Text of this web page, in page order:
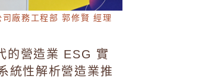
廠務工程部 郭修賢 經理
的營造業 ESG 實
統性解析營造業推